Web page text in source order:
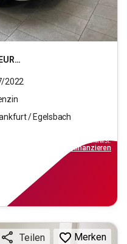
6d)
2022
/ Egelsbach
inkl.MwSt.
finanzieren
Teilen Merken